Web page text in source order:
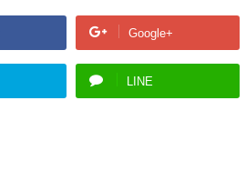
Google+
LINE